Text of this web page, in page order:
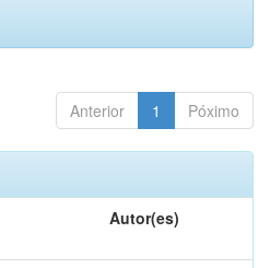
Anterior 1 Póximo
Autor(es)